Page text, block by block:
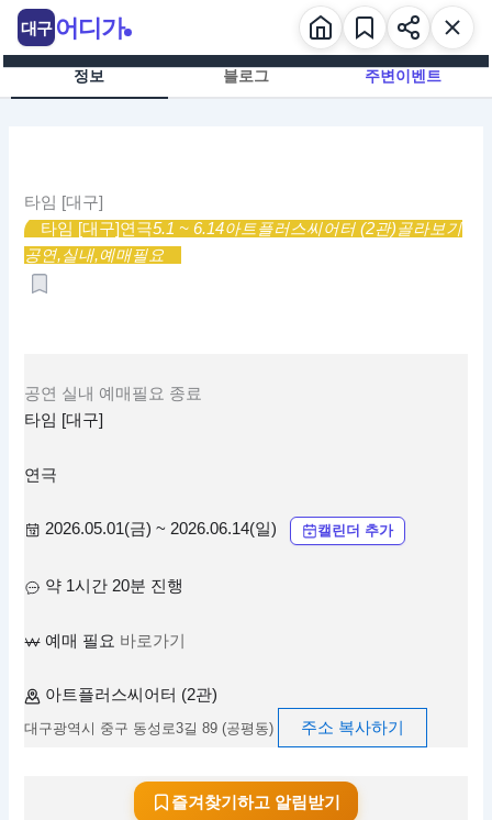
츠
정보 블로그 주변이벤트
타임 [대구]
타임 [대구]연극5.1 ~ 6.14아트플러스씨어터 (2관)골라보기
공연,실내,예매필요
공연 실내 예매필요 종료
타임 [대구]
연극
2026.05.01(금) ~ 2026.06.14(일) 캘린더 추가
약 1시간 20분 진행
예매 필요 바로가기
아트플러스씨어터 (2관)
대구광역시 중구 동성로3길 89 (공평동) 주소 복사하기
즐겨찾기하고 알림받기
대구 어디가